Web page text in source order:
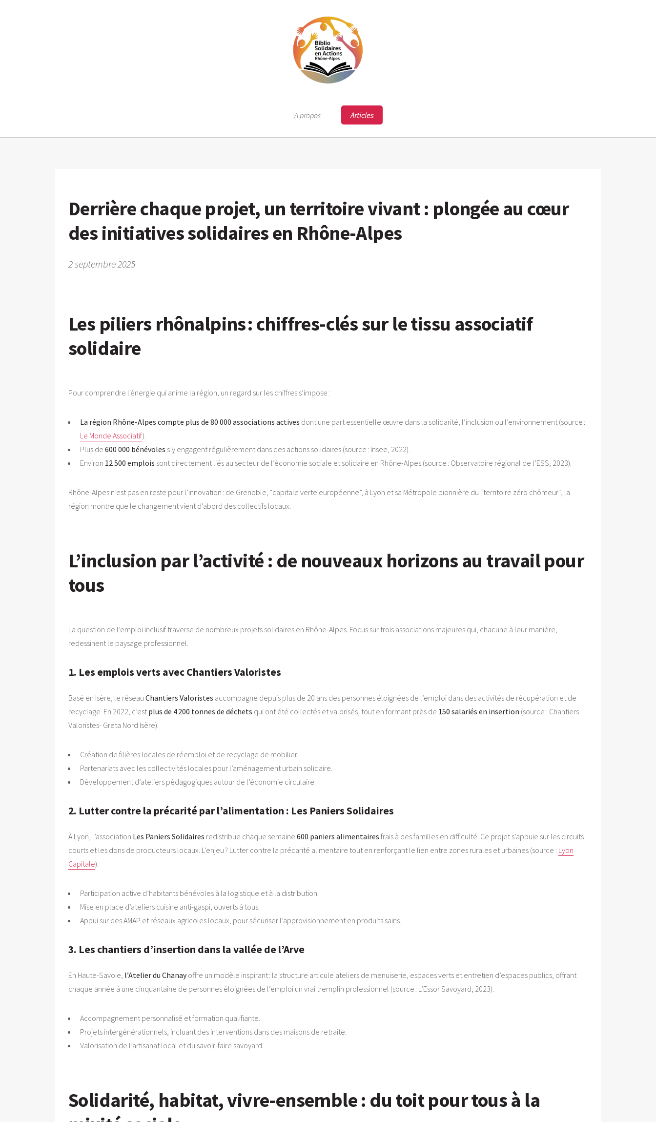
A propos Articles
Derrière chaque projet, un territoire vivant : plongée au cœur
des initiatives solidaires en Rhône-Alpes
2 septembre 2025
Les piliers rhônalpins : chiffres-clés sur le tissu associatif
solidaire
Pour comprendre l'énergie qui anime la région, un regard sur les chiffres s’impose :
La région Rhône-Alpes compte plus de 80 000 associations actives dont une part essentielle œuvre dans la solidarité, l’inclusion ou l’environnement (source :
Le Monde Associatif).
Plus de 600 000 bénévoles s’y engagent régulièrement dans des actions solidaires (source : Insee, 2022).
Environ 12 500 emplois sont directement liés au secteur de l’économie sociale et solidaire en Rhône-Alpes (source : Observatoire régional de l’ESS, 2023).
Rhône-Alpes n’est pas en reste pour l’innovation : de Grenoble, “capitale verte européenne”, à Lyon et sa Métropole pionnière du “territoire zéro chômeur”, la
région montre que le changement vient d’abord des collectifs locaux.
L’inclusion par l’activité : de nouveaux horizons au travail pour
tous
La question de l’emploi inclusif traverse de nombreux projets solidaires en Rhône-Alpes. Focus sur trois associations majeures qui, chacune à leur manière,
redessinent le paysage professionnel.
1. Les emplois verts avec Chantiers Valoristes
Basé en Isère, le réseau Chantiers Valoristes accompagne depuis plus de 20 ans des personnes éloignées de l’emploi dans des activités de récupération et de
recyclage. En 2022, c’estplus de 4 200 tonnes de déchets qui ont été collectés et valorisés, tout en formant près de 150 salariés en insertion (source : Chantiers
Valoristes- Greta Nord Isère).
Création de filières locales de réemploi et de recyclage de mobilier.
Partenariats avec les collectivités locales pour l’aménagement urbain solidaire.
Développement d’ateliers pédagogiques autour de l’économie circulaire.
2. Lutter contre la précarité par l’alimentation : Les Paniers Solidaires
À Lyon, l’association Les Paniers Solidaires redistribue chaque semaine 600 paniers alimentaires frais à des familles en difficulté. Ce projet s’appuie sur les circuits
courts et les dons de producteurs locaux. L’enjeu ? Lutter contre la précarité alimentaire tout en renforçant le lien entre zones rurales et urbaines (source : Lyon
Capitale).
Participation active d’habitants bénévoles à la logistique et à la distribution.
Mise en place d’ateliers cuisine anti-gaspi, ouverts à tous.
Appui sur des AMAP et réseaux agricoles locaux, pour sécuriser l’approvisionnement en produits sains.
3. Les chantiers d’insertion dans la vallée de l’Arve
En Haute-Savoie, l’Atelier du Chanayoffre un modèle inspirant : la structure articule ateliers de menuiserie, espaces verts et entretien d’espaces publics, offrant
chaque année à une cinquantaine de personnes éloignées de l’emploi un vrai tremplin professionnel (source : L’Essor Savoyard, 2023).
Accompagnement personnalisé et formation qualifiante.
Projets intergénérationnels, incluant des interventions dans des maisons de retraite.
Valorisation de l’artisanat local et du savoir-faire savoyard.
Solidarité, habitat, vivre-ensemble : du toit pour tous à la